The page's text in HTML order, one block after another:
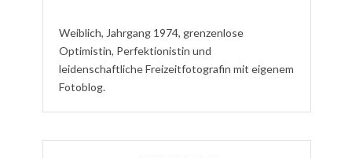
Weiblich, Jahrgang 1974, grenzenlose
Optimistin, Perfektionistin und
leidenschaftlicheFreizeitfotografin mit eigenem
Fotoblog.